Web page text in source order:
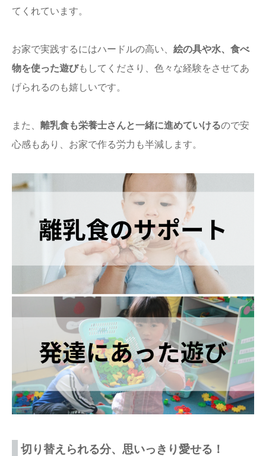
てくれています。
お家で実践するにはハードルの高い、 絵の具や水、食べ
物を使った遊びもしてくださり、色々な経験をさせてあ
げられるのも嬉しいです。
また、 離乳食も栄養士さんと一緒に進めていけるので安
心感もあり、お家で作る労力も半減します。
切り替えられる分、思いっきり愛せる！